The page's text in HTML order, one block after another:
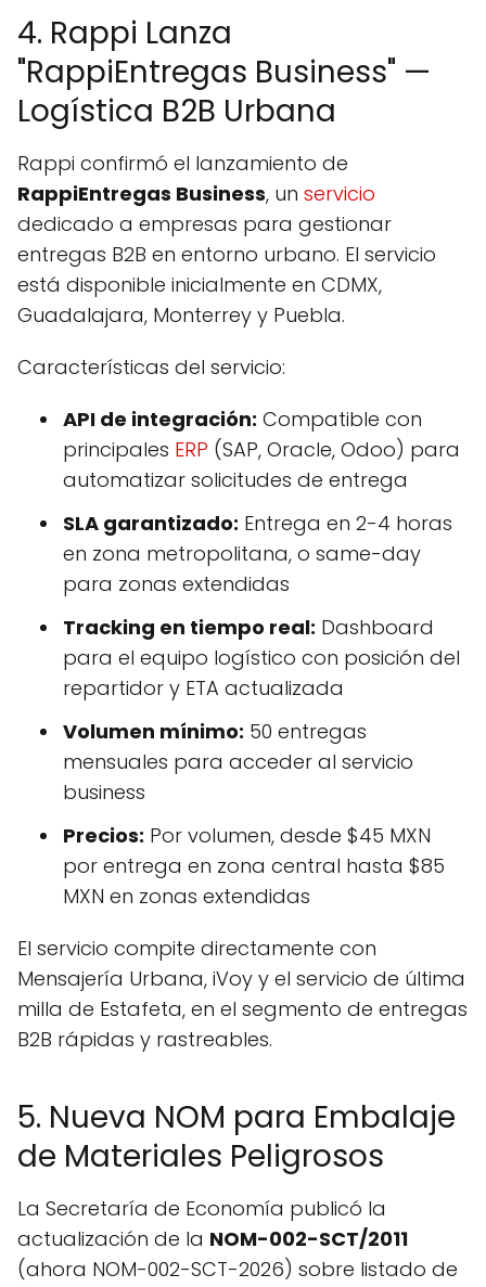
4. Rappi Lanza
"RappiEntregas Business" —
Logística B2B Urbana
Rappi confirmó el lanzamiento de
RappiEntregas Business, un servicio
dedicado a empresas para gestionar
entregas B2B en entorno urbano. El servicio
está disponible inicialmente en CDMX,
Guadalajara, Monterrey y Puebla.
Características del servicio:
API de integración: Compatible con
principales ERP (SAP, Oracle, Odoo) para
automatizar solicitudes de entrega
SLA garantizado: Entrega en 2-4 horas
en zona metropolitana, o same-day
para zonas extendidas
Tracking en tiempo real: Dashboard
para el equipo logístico con posición del
repartidor y ETA actualizada
Volumen mínimo: 50 entregas
mensuales para acceder al servicio
business
Precios: Por volumen, desde $45 MXN
por entrega en zona central hasta $85
MXN en zonas extendidas
El servicio compite directamente con
Mensajería Urbana, iVoy y el servicio de última
milla de Estafeta, en el segmento de entregas
B2B rápidas y rastreables.
5. Nueva NOM para Embalaje
de Materiales Peligrosos
La Secretaría de Economía publicó la
actualización de la NOM-002-SCT/2011
(ahora NOM-002-SCT-2026) sobre listado de